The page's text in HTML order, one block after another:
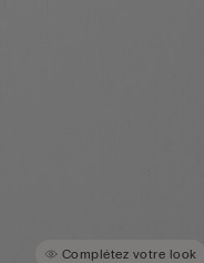
Complétez votre look